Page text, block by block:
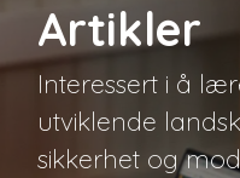
Artikler
Interessert i å
utviklende
sikkerhet og